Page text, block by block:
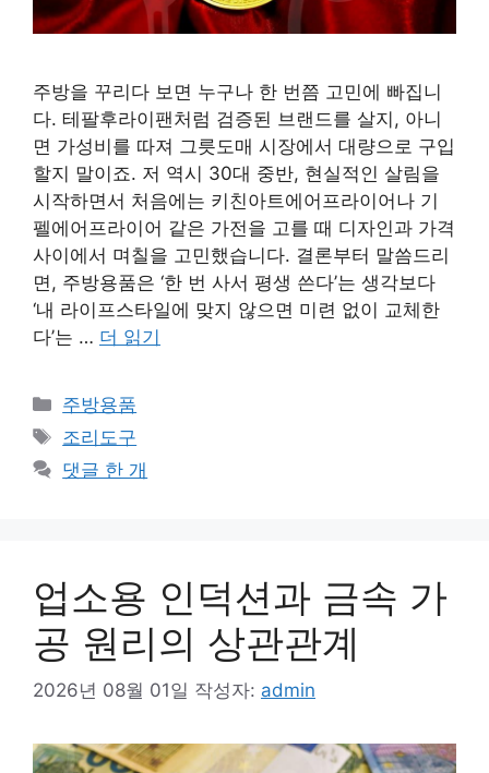
주방을 꾸리다 보면 누구나 한 번쯤 고민에 빠집니
다. 테팔후라이팬처럼 검증된 브랜드를 살지, 아니
면 가성비를 따져 그릇도매 시장에서 대량으로 구입
할지 말이죠. 저 역시 30대 중반, 현실적인 살림을
시작하면서 처음에는 키친아트에어프라이어나 기
펠에어프라이어 같은 가전을 고를 때 디자인과 가격
사이에서 며칠을 고민했습니다. 결론부터 말씀드리
면, 주방용품은 ‘한 번 사서 평생 쓴다’는 생각보다
‘내 라이프스타일에 맞지 않으면 미련 없이 교체한
다’는 … 더 읽기
카
테
리
주방용품
태
그
조리도구
댓글 한 개
업소용 인덕션과 금속 가
공 원리의 상관관계
2026년 08월 01일 작성자: admin